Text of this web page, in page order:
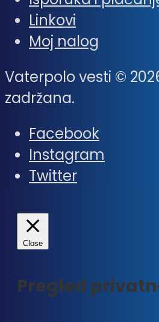
Linkovi
Moj nalog
Vaterpolo vesti ©
zadržana.
Facebook
Instagram
Twitter
Close
Pregled